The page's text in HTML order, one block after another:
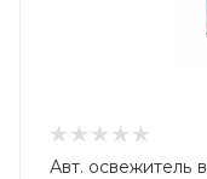
Авт. освежитель